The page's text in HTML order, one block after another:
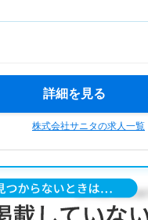
詳細を見る
株式会社サニタの求人一覧